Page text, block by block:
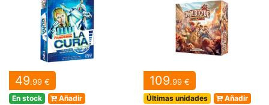
49.99 €
En stock Añadir
109.99 €
Últimas unidades Añadir